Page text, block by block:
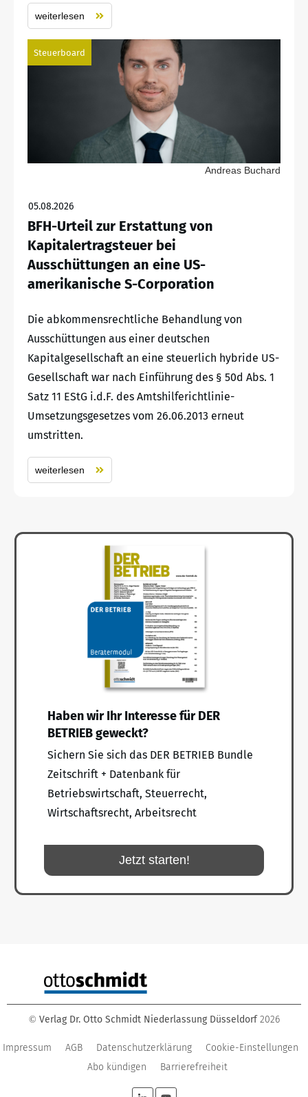
weiterlesen
Steuerboard
Andreas Buchard
05.08.2026
BFH-Urteil zur Erstattung von
Kapitalertragsteuer bei
Ausschüttungen an eine US-
amerikanische S-Corporation
Die abkommensrechtliche Behandlung von
Ausschüttungen aus einer deutschen
Kapitalgesellschaft an eine steuerlich hybride US-
Gesellschaft war nach Einführung des § 50d Abs. 1
Satz 11 EStG i.d.F. des Amtshilferichtlinie-
Umsetzungsgesetzes vom 26.06.2013 erneut
umstritten.
weiterlesen
Haben wir Ihr Interesse für DER
BETRIEB geweckt?
Sichern Sie sich das DER BETRIEB Bundle
Zeitschrift + Datenbank für
Betriebswirtschaft, Steuerrecht,
Wirtschaftsrecht, Arbeitsrecht
Jetzt starten!
© Verlag Dr. Otto Schmidt Niederlassung Düsseldorf 2026
Impressum AGB Datenschutzerklärung
Cookie-Einstellungen
Abo kündigen
Barrierefreiheit